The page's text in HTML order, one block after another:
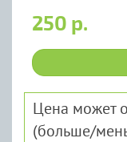
250 р.
Цена может
(больше/